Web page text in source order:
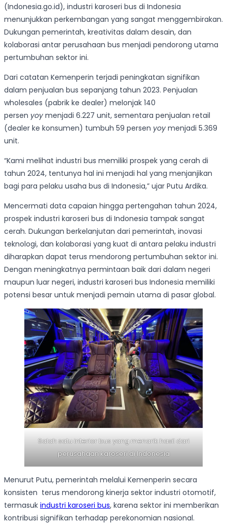
(Indonesia.go.id), industri karoseri bus di Indonesia
menunjukkan perkembangan yang sangat menggembirakan.
Dukungan pemerintah, kreativitas dalam desain, dan
kolaborasi antar perusahaan bus menjadi pendorong utama
pertumbuhan sektor ini.
Dari catatan Kemenperin terjadi peningkatan signifikan
dalam penjualan bus sepanjang tahun 2023. Penjualan
wholesales (pabrik ke dealer) melonjak 140
persen yoy menjadi 6.227 unit, sementara penjualan retail
(dealer ke konsumen) tumbuh 59 persen yoy menjadi 5.369
unit.
“Kami melihat industri bus memiliki prospek yang cerah di
tahun 2024, tentunya hal ini menjadi hal yang menjanjikan
bagi para pelaku usaha bus di Indonesia,” ujar Putu Ardika.
Mencermati data capaian hingga pertengahan tahun 2024,
prospek industri karoseri bus di Indonesia tampak sangat
cerah. Dukungan berkelanjutan dari pemerintah, inovasi
teknologi, dan kolaborasi yang kuat di antara pelaku industri
diharapkan dapat terus mendorong pertumbuhan sektor ini.
Dengan meningkatnya permintaan baik dari dalam negeri
maupun luar negeri, industri karoseri bus Indonesia memiliki
potensi besar untuk menjadi pemain utama di pasar global.
Salah satu interior bus yang menarik hasil dari
perusahaan karoseri di Indonesia
Menurut Putu, pemerintah melalui Kemenperin secara
konsisten terus mendorong kinerja sektor industri otomotif,
termasuk industri karoseri bus, karena sektor ini memberikan
kontribusi signifikan terhadap perekonomian nasional.